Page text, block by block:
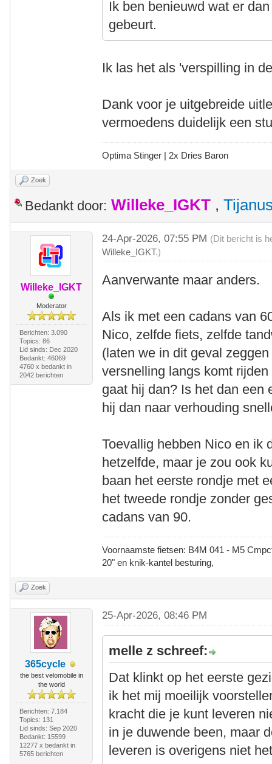
Ik ben benieuwd wat er
gebeurt.
Ik las het als 'verspilling in
Dank voor je uitgebreide
vermoedens duidelijk een
Optima Stinger | 2x Dries Baron
Zoek
Bedankt door: Willeke_IGKT ,
Willeke_IGKT
Moderator
Berichten: 3.090
Topics: 86
Lid sinds: Dec 2020
Bedankt: 46069
4760 x bedankt in
2042 berichten
24-Apr-2026, 07:55 PM (Dit bericht is
Willeke_IGKT.)
Aanverwante maar anders.
Als ik met een cadans van
Nico, zelfde fiets, zelfde
(laten we in dit geval
versnelling langs komt
gaat hij dan? Is het dan een
hij dan naar verhouding
Toevallig hebben Nico en ik
hetzelfde, maar je zou ook
baan het eerste rondje met
het tweede rondje zonder
cadans van 90.
Voornaamste fietsen: B4M 041 - M5
20" en knik-kantel besturing,
Zoek
365cycle
the best velomobile in
the world
Berichten: 7.184
Topics: 131
Lid sinds: Sep 2020
Bedankt: 15599
12277 x bedankt in
5765 berichten
25-Apr-2026, 08:46 PM
melle z schreef:
Dat klinkt op het eerste
ik het mij moeilijk
kracht die je kunt leveren
in je duwende been, maar
leveren is overigens niet